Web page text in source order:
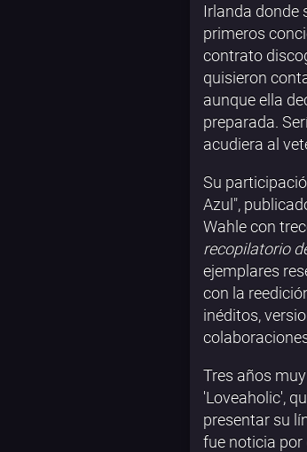
Irlanda donde
primeros
contrato
quisieron
aunque ella
preparada.
acudiera al
Su
Azul",
Wahle con
recopilatorio
ejemplares
con la
inéditos,
Tres años
'Loveaholic',
presentar su
fue noticia por